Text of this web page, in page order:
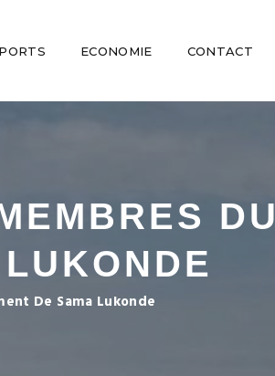
ECONOMIE CONTACT
DU
De Sama Lukonde